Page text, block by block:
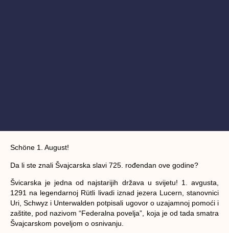
Schöne 1. August!
Da li ste znali Švajcarska slavi 725. rođendan ove godine?
Švicarska je jedna od najstarijih država u svijetu! 1. avgusta,
1291 na legendarnoj Rütli livadi iznad jezera Lucern, stanovnici
Uri, Schwyz i Unterwalden potpisali ugovor o uzajamnoj pomoći i
zaštite, pod nazivom “Federalna povelja”, koja je od tada smatra
Švajcarskom poveljom o osnivanju.